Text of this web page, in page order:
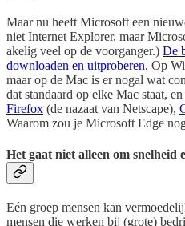
Maar nu heeft Microsoft een
niet Internet Explorer, maar
akelig veel op de voorganger.) De
downloaden en uitproberen. Op
maar op de Mac is er nogal wat
dat standaard op elke Mac staat,
Firefox (de nazaat van Netscape),
Waarom zou je Microsoft Edge
Het gaat niet alleen om snelheid
Eén groep mensen kan
mensen die werken bij (grote)